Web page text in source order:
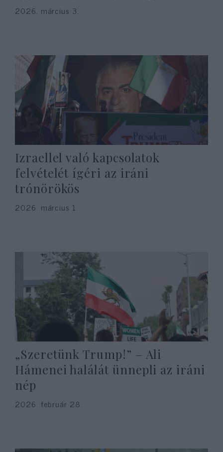
2026. március 3.
Izraellel való kapcsolatok
felvételét ígéri az iráni
trónörökös
2026. március 1.
„Szeretünk Trump!” – Ali
Hámenei halálát ünnepli az iráni
nép
2026. február 28.